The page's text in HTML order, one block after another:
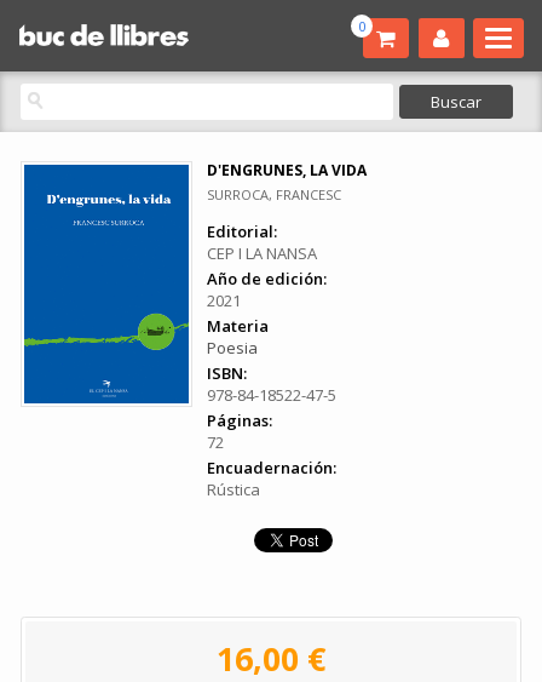
0
D'ENGRUNES, LA VIDA
SURROCA, FRANCESC
Editorial:
CEP I LA NANSA
Año de edición:
2021
Materia
Poesia
ISBN:
978-84-18522-47-5
Páginas:
72
Encuadernación:
Rústica
16,00 €